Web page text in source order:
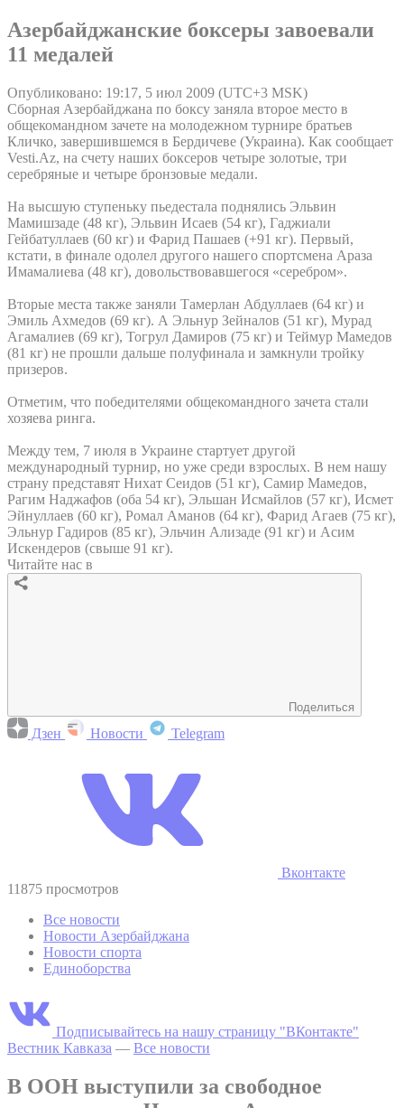
Азербайджанские боксеры завоевали
11 медалей
Опубликовано: 19:17, 5 июл 2009 (UTC+3 MSK)
Сборная Азербайджана по боксу заняла второе место в
общекомандном зачете на молодежном турнире братьев
Кличко, завершившемся в Бердичеве (Украина). Как сообщает
Vesti.Az, на счету наших боксеров четыре золотые, три
серебряные и четыре бронзовые медали.
На высшую ступеньку пьедестала поднялись Эльвин
Мамишзаде (48 кг), Эльвин Исаев (54 кг), Гаджиали
Гейбатуллаев (60 кг) и Фарид Пашаев (+91 кг). Первый,
кстати, в финале одолел другого нашего спортсмена Араза
Имамалиева (48 кг), довольствовавшегося «серебром».
Вторые места также заняли Тамерлан Абдуллаев (64 кг) и
Эмиль Ахмедов (69 кг). А Эльнур Зейналов (51 кг), Мурад
Агамалиев (69 кг), Тогрул Дамиров (75 кг) и Теймур Мамедов
(81 кг) не прошли дальше полуфинала и замкнули тройку
призеров.
Отметим, что победителями общекомандного зачета стали
хозяева ринга.
Между тем, 7 июля в Украине стартует другой
международный турнир, но уже среди взрослых. В нем нашу
страну представят Нихат Сеидов (51 кг), Самир Мамедов,
Рагим Наджафов (оба 54 кг), Эльшан Исмайлов (57 кг), Исмет
Эйнуллаев (60 кг), Ромал Аманов (64 кг), Фарид Агаев (75 кг),
Эльнур Гадиров (85 кг), Эльчин Ализаде (91 кг) и Асим
Искендеров (свыше 91 кг).
Читайте нас в
Поделиться
Дзен Новости Telegram
Вконтакте
11875 просмотров
Все новости
Новости Азербайджана
Новости спорта
Единоборства
Подписывайтесь на нашу страницу "ВКонтакте"
Вестник Кавказа — Все новости
В ООН выступили за свободное